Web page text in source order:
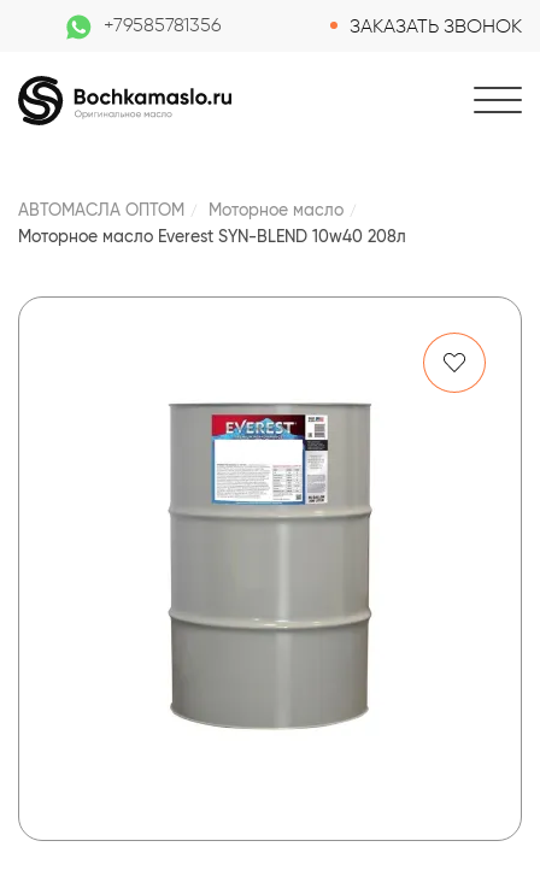
+79585781356 ЗАКАЗАТЬ ЗВОНОК
АВТОМАСЛА ОПТОМ
Моторное масло
Моторное масло Everest SYN-BLEND 10w40 208л